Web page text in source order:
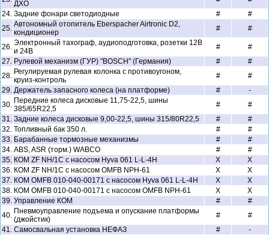
ДХО
24. Задние фонари светодиодные #
#
25. Автономный отопитель Eberspacher Airtronic D2,
кондиционер
# #
26. Электронный тахограф, аудиоподготовка, розетки 12В
и 24В
#
#
27. Рулевой механизм (ГУР) "BOSCH" (Германия) #
#
28. Регулируемая рулевая колонка с противоугоном,
круиз-контроль
#
#
29. Держатель запасного колеса (на платформе) #
-
30. Передние колеса дисковые 11,75-22,5, шины
385/65R22,5
#
#
31. Задние колеса дисковые 9,00-22,5, шины 315/80R22,5 #
#
32. Топливный бак 350 л. #
#
33. Барабанные тормозные механизмы #
#
34. ABS, ASR (торм.) WABCO #
#
35. КОМ ZF NH/1C с насосом Hyva 061 L-L-4H X
X
36. КОМ ZF NH/1C с насосом OMFB NPH-61 X
X
37. КОМ OMFB 010-040-00171 с насосом Hyva 061 L-L-4H X
X
38. КОМ OMFB 010-040-00171 с насосом OMFB NPH-61 X
X
39. Управление КОМ #
#
40. Пневмоуправление подъема и опускание платформы
(джойстик)
#
#
41. Самосвальная установка НЕФАЗ #
-